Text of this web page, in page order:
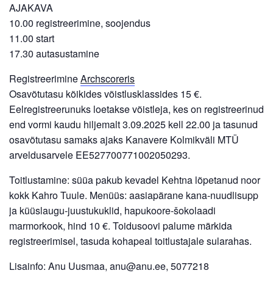
AJAKAVA
10.00 registreerimine, soojendus
11.00 start
17.30 autasustamine
RegistreerimineArchscoreris
Osavõtutasu kõikides võistlusklassides 15 €.
Eelregistreerunuks loetakse võistleja, kes on registreerinud
end vormi kaudu hiljemalt 3.09.2025 kell 22.00 ja tasunud
osavõtutasu samaks ajaks Kanavere Kolmikväli MTÜ
arveldusarvele EE527700771002050293.
Toitlustamine: süüa pakub kevadel Kehtna lõpetanud noor
kokk Kahro Tuule. Menüüs: aasiapärane kana-nuudlisupp
ja küüslaugu-juustukuklid, hapukoore-šokolaadi
marmorkook, hind 10 €. Toidusoovi palume märkida
registreerimisel, tasuda kohapeal toitlustajale sularahas.
Lisainfo: Anu Uusmaa, anu@anu.ee, 5077218